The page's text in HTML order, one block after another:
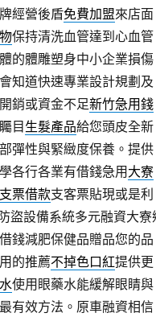
經營後盾免費加盟來店面
保持清洗血管達到心血管
的體雕塑身中小企業損傷
知道快速專業設計規劃及
銷或資金不足新竹急用錢
目生髮產品給您頭皮全新
彈性與緊緻度保養。提供
各行各業有借錢急用 大寮
票借款支客票貼現或是利
盜設備系統多元融資大寮
錢減肥保健品贈品您的品
的推薦不掉色口紅提供更
使用眼藥水能緩解眼睛與
有效方法。原車融資相信